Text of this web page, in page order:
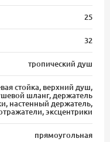
25
32
тропический душ
стойка, верхний душ,
шланг, держатель
настенный держатель,
эксцентрики
прямоугольная